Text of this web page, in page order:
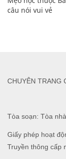
câu nói vui vẻ
Tòa soạn: Tòa
Giấy phép hoạt
Truyền thông cấp
CHUYÊN TRANG